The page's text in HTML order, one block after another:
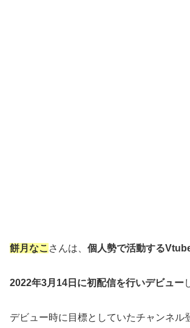
餅月なこ さんは、 個人勢で活動する
2022年3月14日に初配信を行いデビュー
デビュー時に目標としていたチャンネル